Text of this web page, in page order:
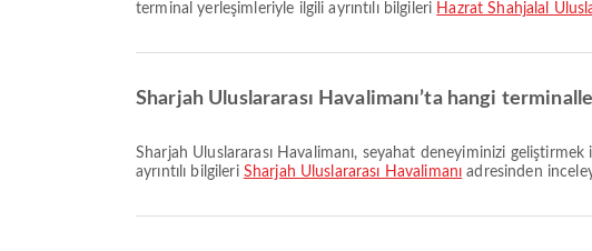
terminal yerleşimleriyle ilgili ayrıntılı bilgileri Hazrat Shahjalal
Sharjah Uluslararası Havalimanı’ta hangi
Sharjah Uluslararası Havalimanı, seyahat deneyiminizi geliştirmek için Lounge, Servis Otobüsü, Yemek Alanı ve birçok başka olanak sunar. Tesisler ve terminal yerleşimleriyle ilgili
ayrıntılı bilgileri Sharjah Uluslararası Havalimanı adresinden